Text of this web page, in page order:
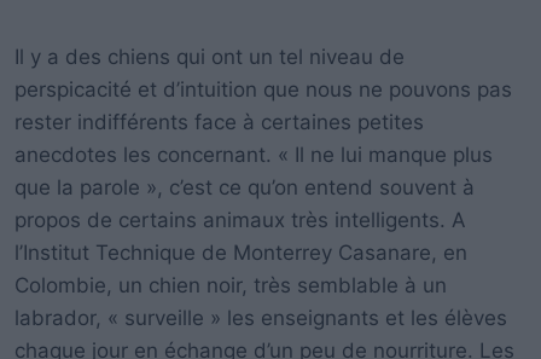
Il y a des chiens qui ont un tel niveau de
perspicacité et d’intuition que nous ne pouvons pas
rester indifférents face à certaines petites
anecdotes les concernant. « Il ne lui manque plus
que la parole », c’est ce qu’on entend souvent à
propos de certains animaux très intelligents. A
l’Institut Technique de Monterrey Casanare, en
Colombie, un chien noir, très semblable à un
labrador, « surveille » les enseignants et les élèves
chaque jour en échange d’un peu de nourriture. Les